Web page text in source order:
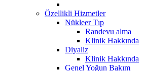
Özellikli Hizmetler
Nükleer Tıp
Randevu alma
Klinik Hakkında
Diyaliz
Klinik Hakkında
Genel Yoğun Bakım